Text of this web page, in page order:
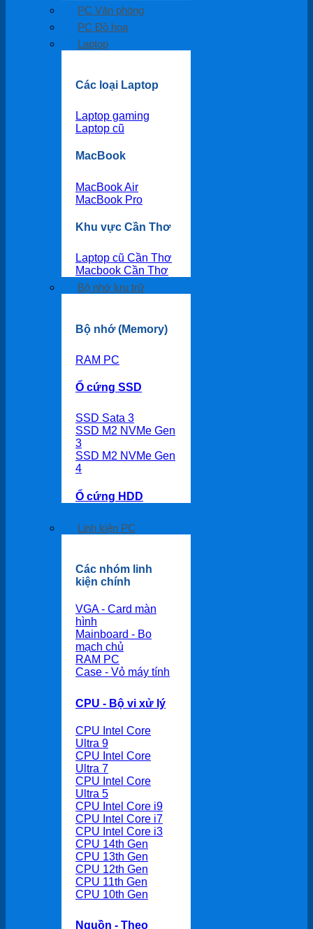
PC Văn phòng
PC Đồ họa
Laptop
Các loại Laptop
Laptop gaming
Laptop cũ
MacBook
MacBook Air
MacBook Pro
Khu vực Cần Thơ
Laptop cũ Cần Thơ
Macbook Cần Thơ
Bộ nhớ lưu trữ
Bộ nhớ (Memory)
RAM PC
Ổ cứng SSD
SSD Sata 3
SSD M2 NVMe Gen
3
SSD M2 NVMe Gen
4
Ổ cứng HDD
Linh kiện PC
Các nhóm linh
kiện chính
VGA - Card màn
hình
Mainboard - Bo
mạch chủ
RAM PC
Case - Vỏ máy tính
CPU - Bộ vi xử lý
CPU Intel Core
Ultra 9
CPU Intel Core
Ultra 7
CPU Intel Core
Ultra 5
CPU Intel Core i9
CPU Intel Core i7
CPU Intel Core i3
CPU 14th Gen
CPU 13th Gen
CPU 12th Gen
CPU 11th Gen
CPU 10th Gen
Nguồn - Theo